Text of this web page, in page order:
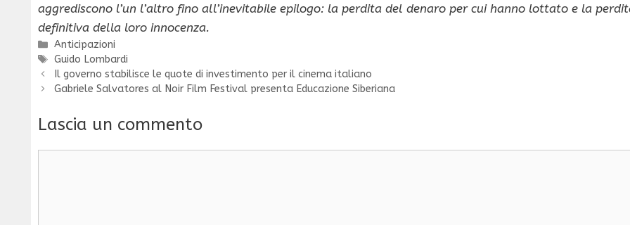
aggrediscono l’un l’altro fino all’inevitabile epilogo: la perdita del denaro per cui hanno lottato e la
definitiva della loro innocenza.
Categorie
Anticipazioni
Tag
Guido Lombardi
Il governo stabilisce le quote di investimento per il cinema italiano
Gabriele Salvatores al Noir Film Festival presenta Educazione Siberiana
Lascia un commento